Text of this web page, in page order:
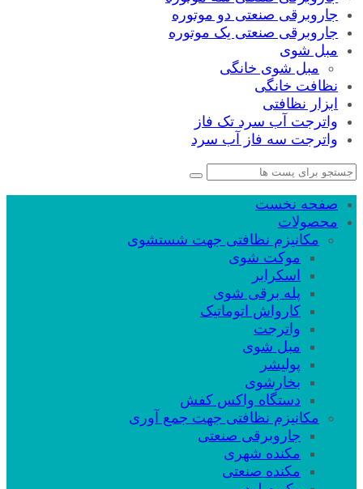
جاروبرقی صنعتی دو موتوره
جاروبرقی صنعتی یک موتوره
مبل شوی
مبل شوی خانگی
نظافت خانگی
ابزار نظافتی
واترجت آب سرد تک فاز
واترجت سه فاز آب سرد
صفحه نخست
محصولات
مکانیزم نظافتی جهت شستشوی
موکت شوی
اسکرابر
پله برقی شوی
کارواش اتوماتیک
واترجت
مبل شوی
پولیشر
بخارشوی
دستگاه واکس کفش
مکانیزم نظافتی جهت جمع آوری
جاروبرقی صنعتی
مکنده شهری
مکنده صنعتی